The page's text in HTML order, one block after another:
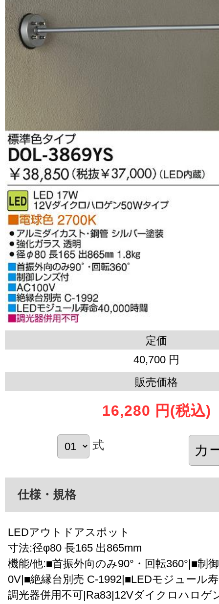
定価
40,700 円
販売価格
16,280 円 (税込)
式
仕様・規格
LEDアウトドアスポット
寸法:径φ80 長165 出865mm
機能/他:■首振外向のみ90°・回転360°|■制
0V|■絶縁台別売 C-1992|■LEDモジュール
調光器併用不可|Ra83|12Vダイクロハロゲ